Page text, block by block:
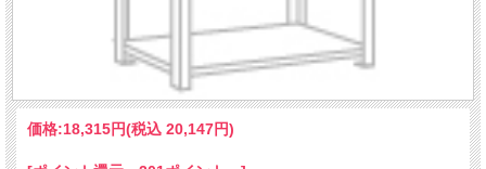
価格:18,315円(税込 20,147円)